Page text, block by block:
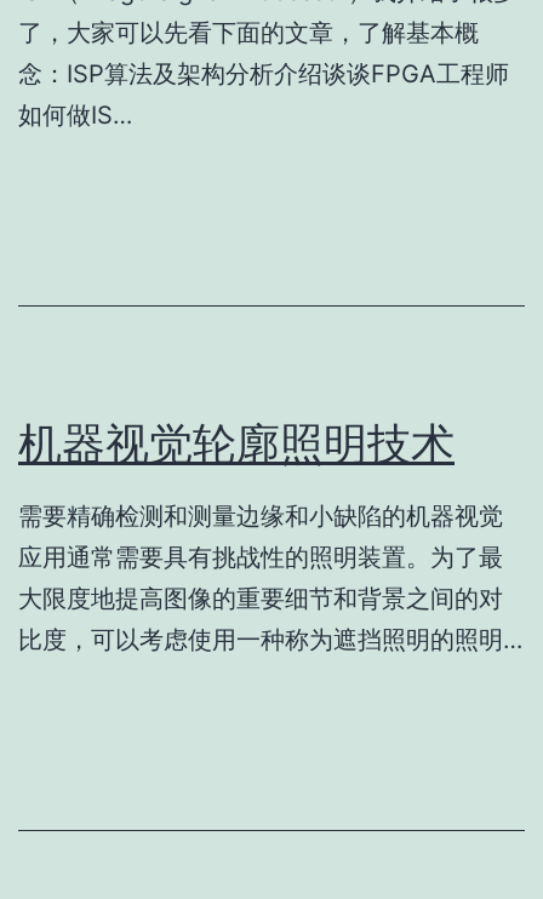
了，大家可以先看下面的文章，了解基本概
念：ISP算法及架构分析介绍谈谈FPGA工程师
如何做IS…
机器视觉轮廓照明技术
需要精确检测和测量边缘和小缺陷的机器视觉
应用通常需要具有挑战性的照明装置。为了最
大限度地提高图像的重要细节和背景之间的对
比度，可以考虑使用一种称为遮挡照明的照明…